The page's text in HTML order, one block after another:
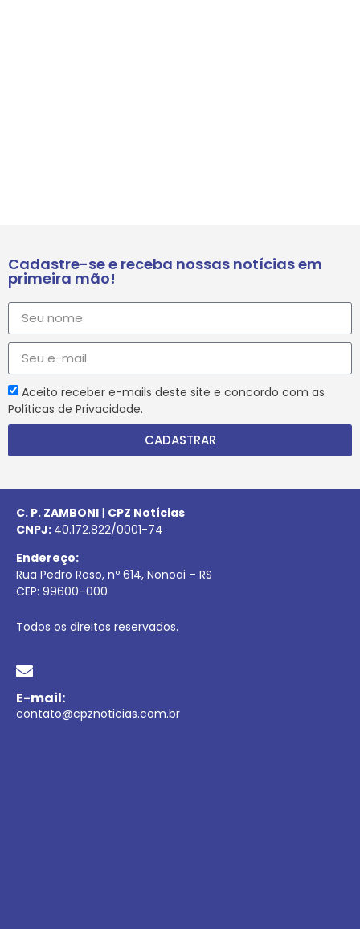
Cadastre-se e receba nossas notícias em
primeira mão!
Aceito receber e-mails deste site e concordo com as
Políticas de Privacidade.
CADASTRAR
C. P. ZAMBONI | CPZ Notícias
CNPJ: 40.172.822/0001-74
Endereço:
Rua Pedro Roso, nº 614, Nonoai – RS
CEP: 99600–000
Todos os direitos reservados.
E-mail:
contato@cpznoticias.com.br